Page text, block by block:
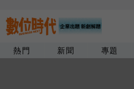
熱門 新聞 專題